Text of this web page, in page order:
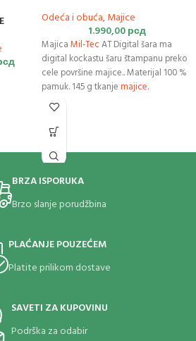
Odeća i obuća,Majice
1.990,00рсд
Majica Mil-Tec AT Digital šara ma
digital kockastu šaru štampanu preko
cele površine majice.. Materijal 100 %
pamuk. 145 g tkanje majice.
BRZA ISPORUKA
Brzo slanje porudžbina
PLAĆANJE POUZEĆEM
Platite prilikom dostave
SAVETI ZA KUPOVINU
Podrška za odabir